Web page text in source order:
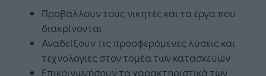
Προβάλλουν τους νικητές και τα έργα που
διακρίνονται
Αναδείξουν τις προσφερόμενες λύσεις και
τεχνολογίες στον τομέα των κατασκευών
Επικοινωνήσουν τα χαρακτηριστικά των